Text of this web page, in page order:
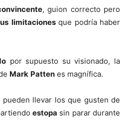
, guion correcto pero
limitacionesque podría haber
por supuesto su visionado, la
Mark Patten es magnífica.
llevar los que gusten de
estopa sin parar durante